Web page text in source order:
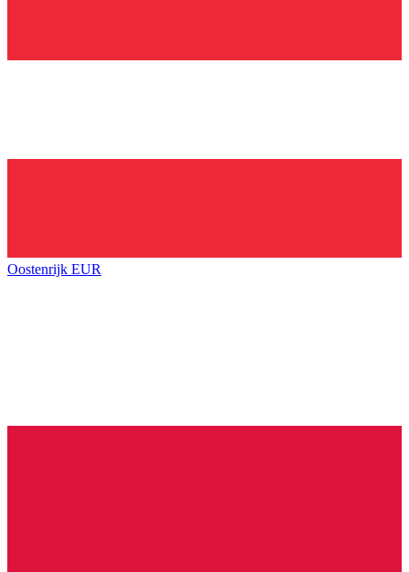
Oostenrijk EUR